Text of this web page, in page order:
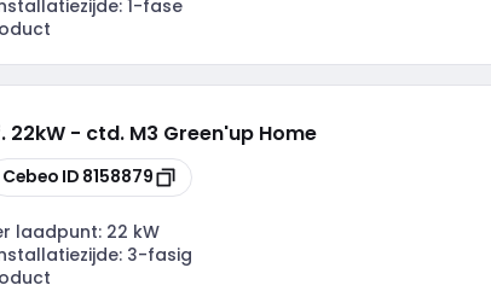
1-fase
22kW - ctd. M3 Green'up Home
Cebeo ID 8158879
laadpunt: 22 kW
3-fasig